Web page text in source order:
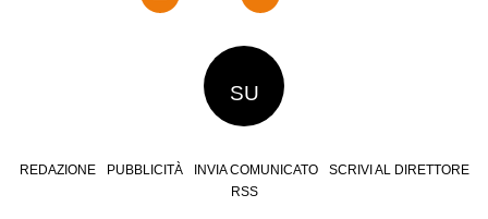
SU
REDAZIONE PUBBLICITÀ INVIA COMUNICATO
SCRIVI AL DIRETTORE
RSS